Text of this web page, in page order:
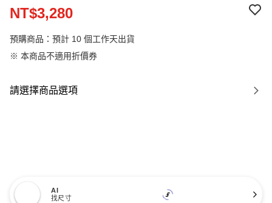
NT$3,280
預購商品：預計 10 個工作天出貨
※ 本商品不適用折價券
請選擇商品選項
AI
找尺寸